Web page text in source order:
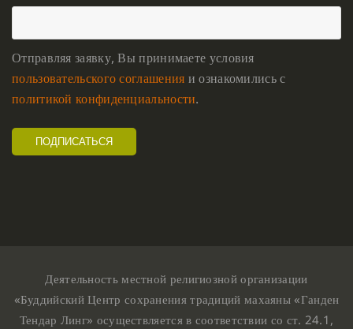
Отправляя заявку, Вы принимаете условия
пользовательского соглашения и ознакомились с
политикой конфиденциальности.
Деятельность местной религиозной организации
«Буддийский Центр сохранения традиций махаяны «Ганден
Тендар Линг» осуществляется в соответствии со ст. 24.1,